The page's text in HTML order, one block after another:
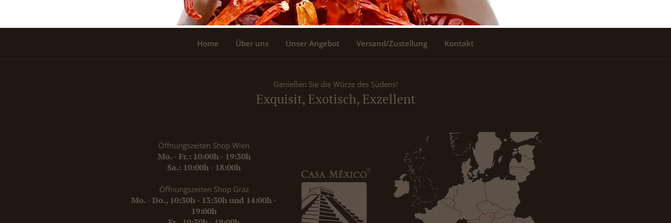
Home Über uns Unser Angebot Versand/Zustellung Kontakt
Genießen Sie die Würze des Südens!
Exquisit, Exotisch, Exzellent
Öffnungszeiten Shop Wien
Mo. - Fr.: 10:00h - 19:30h
Sa.: 10:00h - 18:00h
Öffnungszeiten Shop Graz
Mo. - Do., 10:30h - 13:30h und 14:00h -
19:00h